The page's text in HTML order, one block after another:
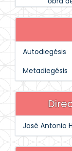
Autodiegésis
Metadiegésis
José Antonio